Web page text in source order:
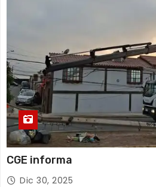
CGE informa
Dic 30, 2025